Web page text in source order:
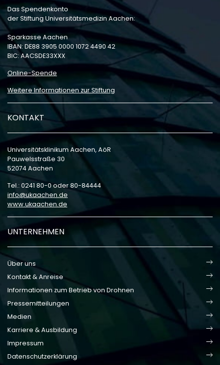
Das Spendenkonto
der Stiftung Universitätsmedizin Aachen:
Sparkasse Aachen
IBAN: DE88 3905 0000 1072 4490 42
BIC: AACSDE33XXX
Online-Spende
Weitere Informationen zur Stiftung
KONTAKT
Universitätsklinikum Aachen, AöR
Pauwelsstraße 30
52074 Aachen
Tel.: 0241 80-0 oder 80-84444
info
ukaachen de
www.ukaachen.de
UNTERNEHMEN
Über uns
Kontakt & Anreise
Informationen zum Betrieb von Drohnen
Pressemitteilungen
Medien
Karriere & Ausbildung
Impressum
Datenschutzerklärung